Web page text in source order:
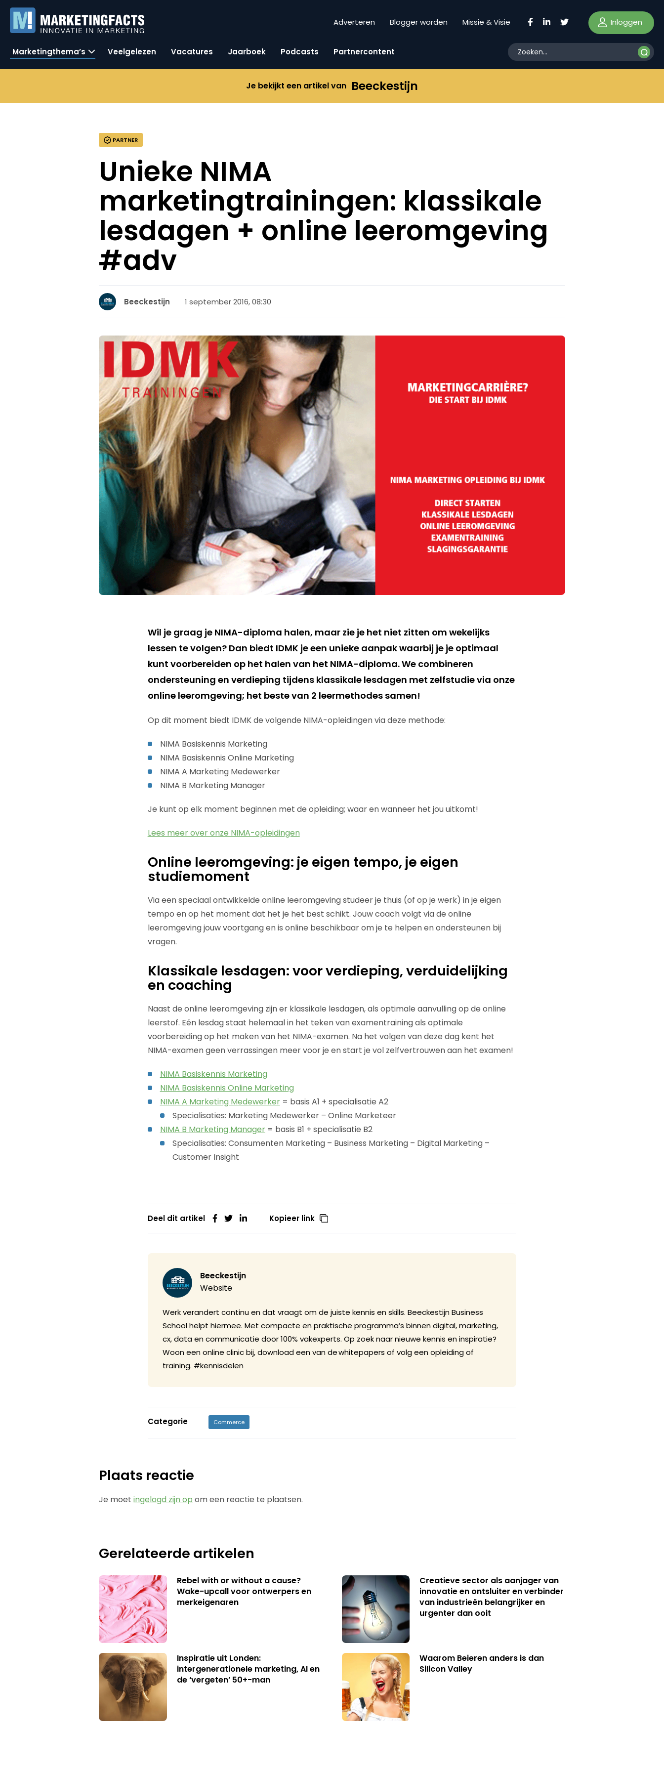
Adverteren Blogger worden Missie & Visie Inloggen
Marketingthema’s Veelgelezen Vacatures Jaarboek Podcasts Partnercontent
Je bekijkt een artikel van Beeckestijn
PARTNER
Unieke NIMA
marketingtrainingen: klassikale
lesdagen + online leeromgeving
#adv
Beeckestijn 1 september 2016, 08:30
Wil je graag je NIMA-diploma halen, maar zie je het niet zitten om wekelijks
lessen te volgen? Dan biedt IDMK je een unieke aanpak waarbij je je optimaal
kunt voorbereiden op het halen van het NIMA-diploma. We combineren
ondersteuning en verdieping tijdens klassikale lesdagen met zelfstudie via onze
online leeromgeving; het beste van 2 leermethodes samen!
Op dit moment biedt IDMK de volgende NIMA-opleidingen via deze methode:
NIMA Basiskennis Marketing
NIMA Basiskennis Online Marketing
NIMA A Marketing Medewerker
NIMA B Marketing Manager
Je kunt op elk moment beginnen met de opleiding; waar en wanneer het jou uitkomt!
Lees meer over onze NIMA-opleidingen
Online leeromgeving: je eigen tempo, je eigen
studiemoment
Via een speciaal ontwikkelde online leeromgeving studeer je thuis (of op je werk) in je eigen
tempo en op het moment dat het je het best schikt. Jouw coach volgt via de online
leeromgeving jouw voortgang en is online beschikbaar om je te helpen en ondersteunen bij
vragen.
Klassikale lesdagen: voor verdieping, verduidelijking
en coaching
Naast de online leeromgeving zijn er klassikale lesdagen, als optimale aanvulling op de online
leerstof. Eén lesdag staat helemaal in het teken van examentraining als optimale
voorbereiding op het maken van het NIMA-examen. Na het volgen van deze dag kent het
NIMA-examen geen verrassingen meer voor je en start je vol zelfvertrouwen aan het examen!
NIMA Basiskennis Marketing
NIMA Basiskennis Online Marketing
NIMA A Marketing Medewerker= basis A1 + specialisatie A2
Specialisaties: Marketing Medewerker – Online Marketeer
NIMA B Marketing Manager= basis B1 + specialisatie B2
Specialisaties: Consumenten Marketing – Business Marketing – Digital Marketing –
Customer Insight
Deel dit artikel Kopieer link
Beeckestijn
Website
Werk verandert continu en dat vraagt om de juiste kennis en skills. Beeckestijn Business
School helpt hiermee. Met compacte en praktische programma’s binnen digital, marketing,
cx, data en communicatie door 100% vakexperts. Op zoek naar nieuwe kennis en inspiratie?
Woon een online clinic bij, download een van de whitepapers of volg een opleiding of
training. #kennisdelen
Categorie Commerce
Plaats reactie
Je moetingelogd zijn op om een reactie te plaatsen.
Gerelateerde artikelen
Rebel with or without a cause?
Wake-upcall voor ontwerpers en
merkeigenaren
Creatieve sector als aanjager van
innovatie en ontsluiter en verbinder
van industrieën belangrijker en
urgenter dan ooit
Inspiratie uit Londen:
intergenerationele marketing, AI en
de ‘vergeten’ 50+-man
Waarom Beieren anders is dan
Silicon Valley